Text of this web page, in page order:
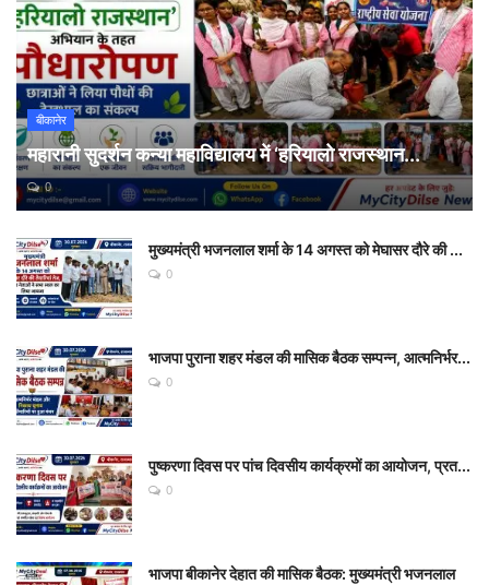
बीकानेर
महारानी सुदर्शन कन्या महाविद्यालय में ‘हरियालो राजस्थान...
0
मुख्यमंत्री भजनलाल शर्मा के 14 अगस्त को मेघासर दौरे की ...
0
भाजपा पुराना शहर मंडल की मासिक बैठक सम्पन्न, आत्मनिर्भर...
0
पुष्करणा दिवस पर पांच दिवसीय कार्यक्रमों का आयोजन, प्रत...
0
भाजपा बीकानेर देहात की मासिक बैठक: मुख्यमंत्री भजनलाल